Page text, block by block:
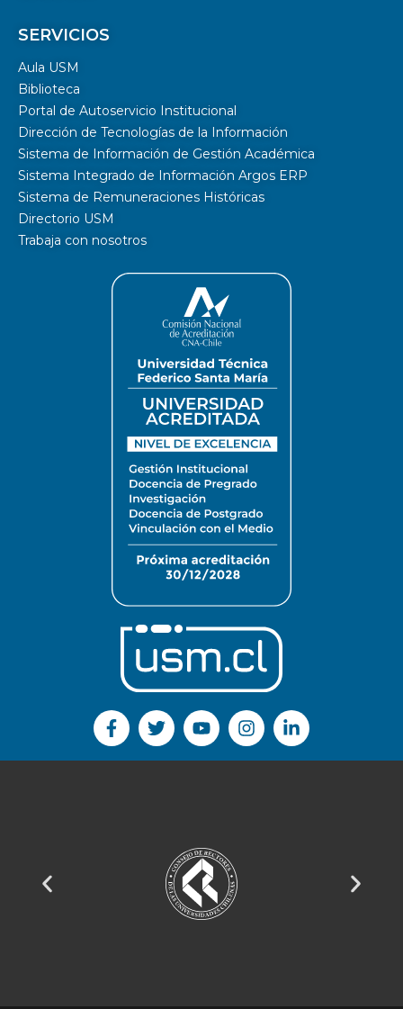
SERVICIOS
Aula USM
Biblioteca
Portal de Autoservicio Institucional
Dirección de Tecnologías de la Información
Sistema de Información de Gestión Académica
Sistema Integrado de Información Argos ERP
Sistema de Remuneraciones Históricas
Directorio USM
Trabaja con nosotros